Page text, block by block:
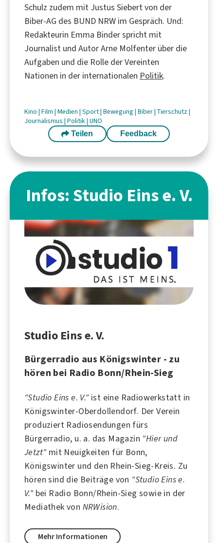
Schulz zudem mit Justus Siebert von der
Biber-AG des BUND NRW im Gespräch. Und:
Redakteurin Emma Binder spricht mit
Journalist und Autor Arne Molfenter über die
Aufgaben und die Rolle der Vereinten
Nationen in der internationalen Politik.
Kino | Film | Medien | Sport| Bewegung | Biber| Tierschutz|
Journalismus | Politik| UNO
Teilen Feedback
Infos: Studio Eins e. V.
Studio Eins e. V.
Bürgerradio aus Königswinter - zu
hören bei Radio Bonn/Rhein-Sieg
"Studio Eins e. V."ist eine Radiowerkstatt in
Königswinter-Oberdollendorf. Der Verein
produziert Radiosendungen fürs
Bürgerradio, u. a. das Magazin "Hier und
Jetzt"mit Neuigkeiten für Bonn,
Königswinter und den Rhein-Sieg-Kreis. Zu
hören sind die Beiträge von "Studio Eins e.
V."bei Radio Bonn/Rhein-Sieg sowie in der
Mediathek von NRWision.
Mehr Informationen